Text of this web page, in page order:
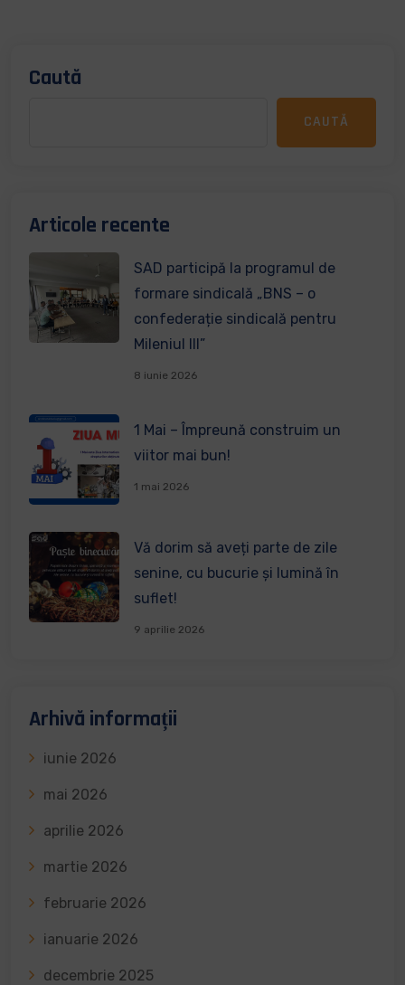
Caută
CAUTĂ
Articole recente
SAD participă la programul de
formare sindicală „BNS – o
confederație sindicală pentru
Mileniul III”
8 iunie 2026
1 Mai – Împreună construim un
viitor mai bun!
1 mai 2026
Vă dorim să aveți parte de zile
senine, cu bucurie și lumină în
suflet!
9 aprilie 2026
Arhivă informații
iunie 2026
mai 2026
aprilie 2026
martie 2026
februarie 2026
ianuarie 2026
decembrie 2025